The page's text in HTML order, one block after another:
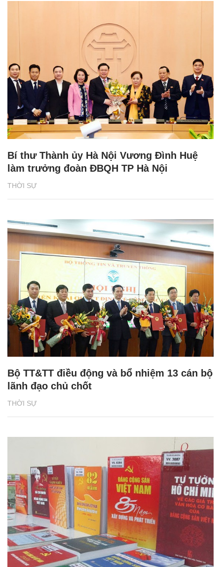
THỜI SỰ
Bí thư Thành ủy Hà Nội Vương Đình Huệ
làm trưởng đoàn ĐBQH TP Hà Nội
THỜI SỰ
Bộ TT&TT điều động và bổ nhiệm 13 cán bộ
lãnh đạo chủ chốt